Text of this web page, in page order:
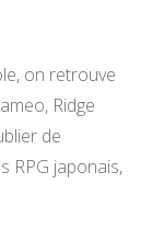
on retrouve
Ridge
de
RPG japonais,